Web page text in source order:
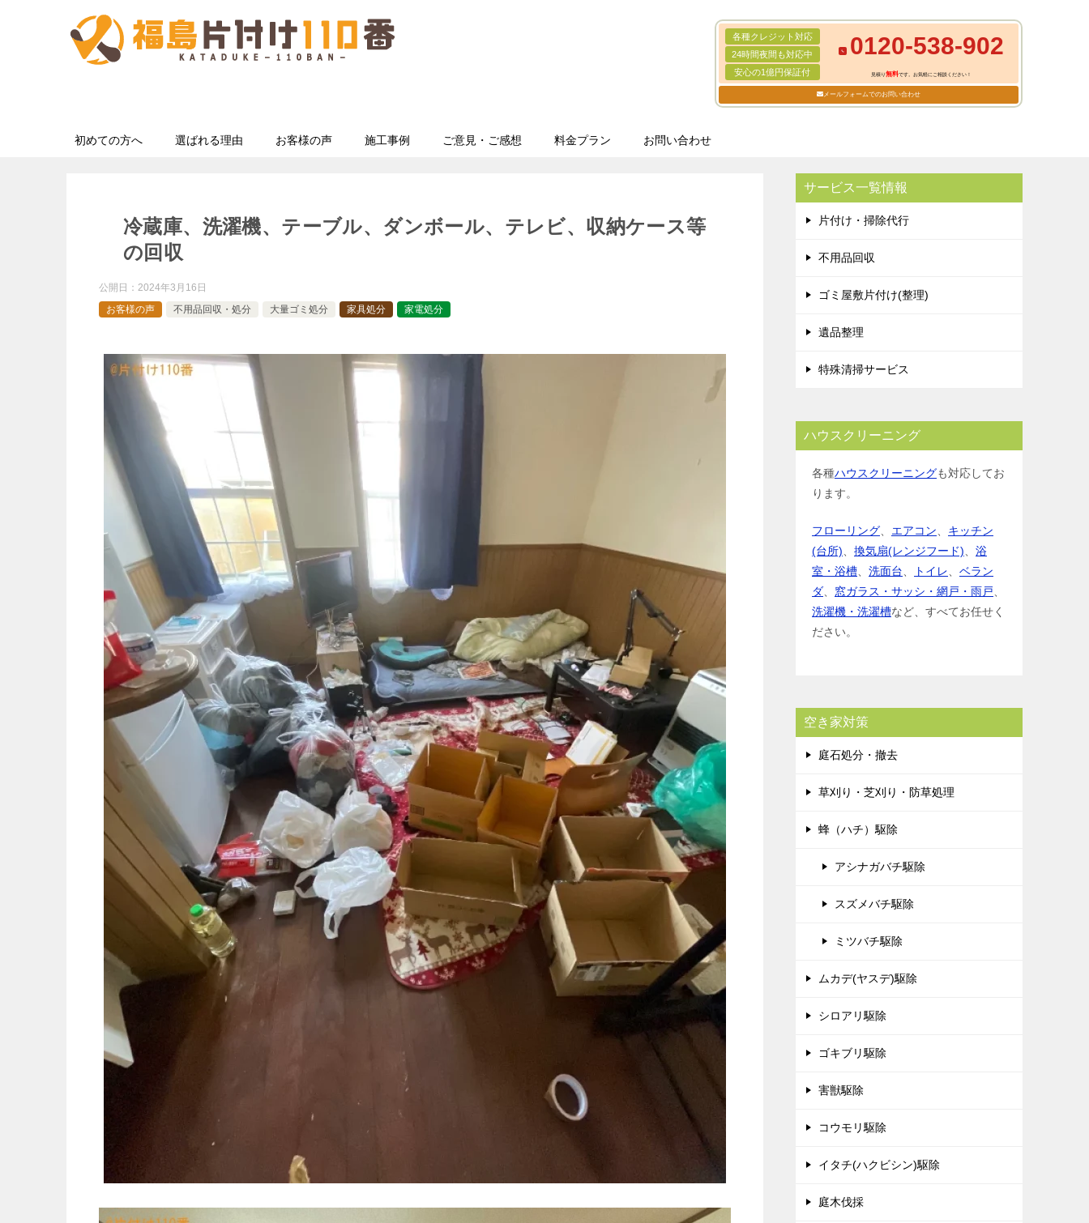
各種クレジット対応
24時間夜間も対応中
安心の1億円保証付
0120-538-902
見積り無料です。お気軽にご相談ください！
メールフォームでのお問い合わせ
初めての方へ 選ばれる理由 お客様の声 施工事例 ご意見・ご感想 料金プラン お問い合わせ
冷蔵庫、洗濯機、テーブル、ダンボール、テレビ、収納ケース等
の回収
公開日： 2024年3月16日
お客様の声
不用品回収・処分 大量ゴミ処分 家具処分 家電処分
サービス一覧情報
片付け・掃除代行
不用品回収
ゴミ屋敷片付け(整理)
遺品整理
特殊清掃サービス
ハウスクリーニング
各種ハウスクリーニングも対応してお
ります。
フローリング エアコン
キッチン
(台所)
換気扇(レンジフード)
浴
室・浴槽
洗面台 トイレ
ベラン
ダ
窓ガラス・サッシ・網戸・雨戸
洗濯機・洗濯槽など、すべてお任せく
ださい。
空き家対策
庭石処分・撤去
草刈り・芝刈り・防草処理
蜂（ハチ）駆除
アシナガバチ駆除
スズメバチ駆除
ミツバチ駆除
ムカデ(ヤスデ)駆除
シロアリ駆除
ゴキブリ駆除
害獣駆除
コウモリ駆除
イタチ(ハクビシン)駆除
庭木伐採